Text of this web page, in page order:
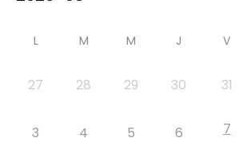
L M M J V
27 28 29 30 31
3 4 5 6 7